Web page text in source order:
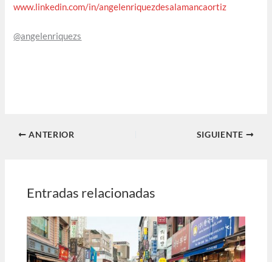
www.linkedin.com/in/angelenriquezdesalamancaortiz
@angelenriquezs
ANTERIOR SIGUIENTE
Entradas relacionadas